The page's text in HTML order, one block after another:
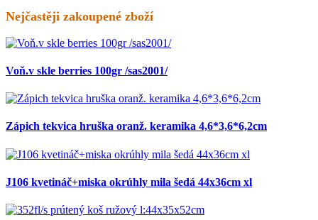
Nejčastěji zakoupené zboží
Voň.v skle berries 100gr /sas2001/
Zápich tekvica hruška oranž. keramika 4,6*3,6*6,2cm
J106 kvetináč+miska okrúhly mila šedá 44x36cm xl